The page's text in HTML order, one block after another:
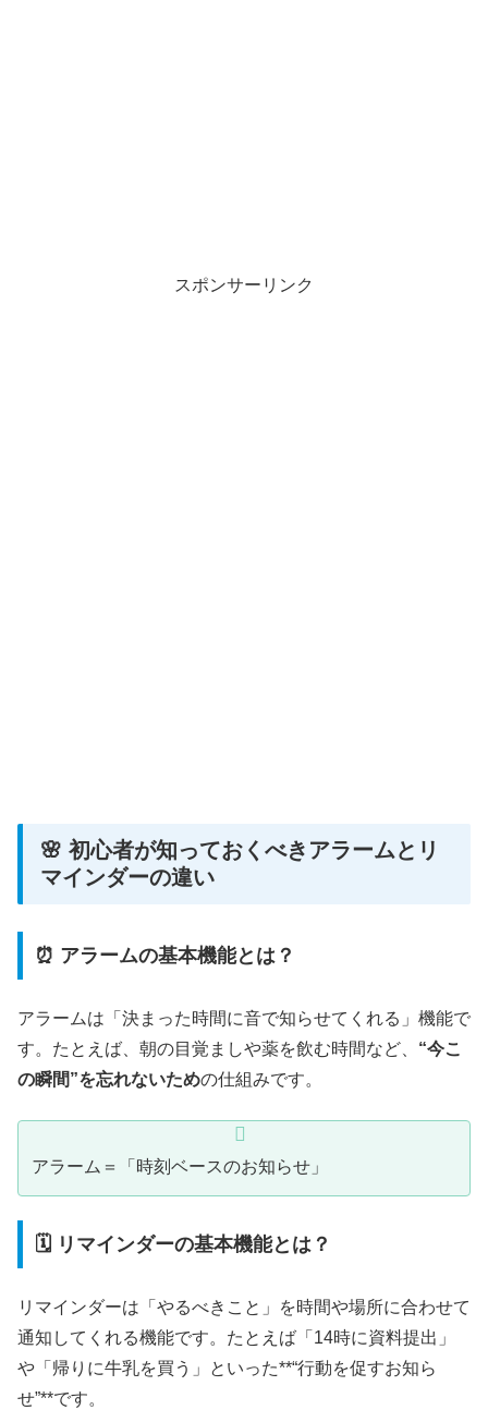
スポンサーリンク
🌸 初心者が知っておくべきアラームとリ
マインダーの違い
⏰ アラームの基本機能とは？
アラームは「決まった時間に音で知らせてくれる」機能で
す。たとえば、朝の目覚ましや薬を飲む時間など、 “今こ
の瞬間”を忘れないための仕組みです。
アラーム＝「時刻ベースのお知らせ」
🗓️ リマインダーの基本機能とは？
リマインダーは「やるべきこと」を時間や場所に合わせて
通知してくれる機能です。たとえば「14時に資料提出」
や「帰りに牛乳を買う」といった**“行動を促すお知ら
せ”**です。